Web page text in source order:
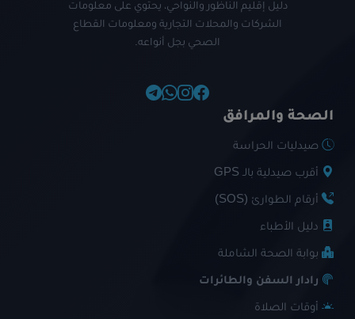
دليل إقليم الناظور والنواحي، يحتوي على معلومات
الشركات والمحلات التجارية ومعلومات القطاع
الصحي بجل أنواعه.
الصحة والمرافق
صيدليات الحراسة
أقرب صيدلية بالـ GPS
أرقام الطوارئ (SOS)
دليل الأطباء
بوابة الصحة الشاملة
رادار السفن والطائرات
أوقات الصلاة